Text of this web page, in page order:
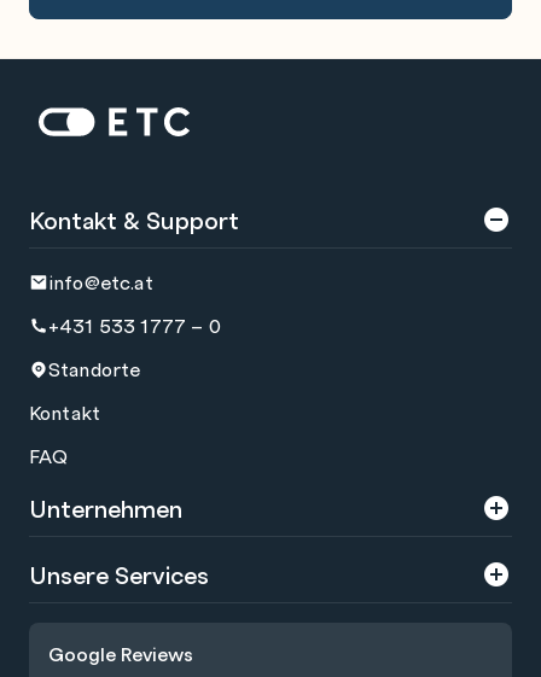
Startseite: ETC
Google Reviews
Kontakt & Support
info@etc.at
+431 533 1777 – 0
Standorte
Kontakt
FAQ
Unternehmen
Über uns
Presse
Unsere Services